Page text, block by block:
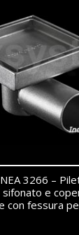
3266 –
e
con fessura